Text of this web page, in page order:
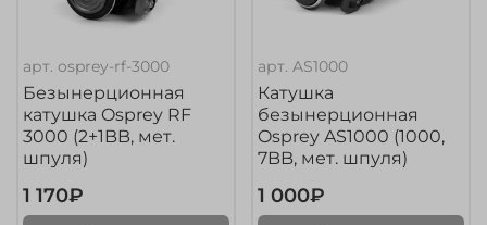
арт.osprey-rf-3000
Безынерционная
катушка Osprey RF
3000 (2+1BB, мет.
шпуля)
1 170₽
арт.AS1000
Катушка
безынерционная
Osprey AS1000 (1000,
7BB, мет. шпуля)
1 000₽